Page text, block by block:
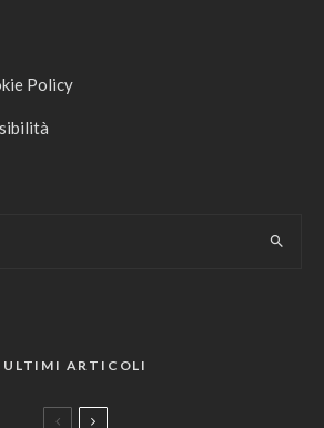
Policy
ULTIMI ARTICOLI